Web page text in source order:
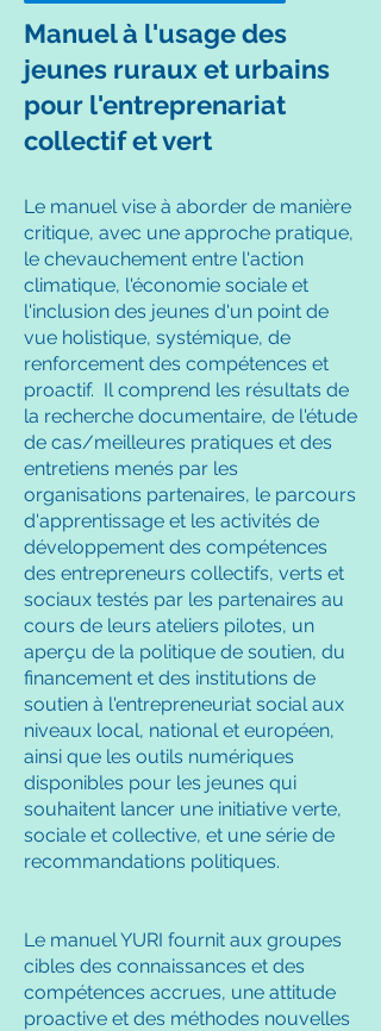
Manuel à l'usage des
jeunes ruraux et urbains
pour l'entreprenariat
collectif et vert
Le manuel vise à aborder de manière
critique, avec une approche pratique,
le chevauchement entre l'action
climatique, l'économie sociale et
l'inclusion des jeunes d'un point de
vue holistique, systémique, de
renforcement des compétences et
proactif. Il comprend les résultats de
la recherche documentaire, de l'étude
de cas/meilleures pratiques et des
entretiens menés par les
organisations partenaires, le parcours
d'apprentissage et les activités de
développement des compétences
des entrepreneurs collectifs, verts et
sociaux testés par les partenaires au
cours de leurs ateliers pilotes, un
aperçu de la politique de soutien, du
financement et des institutions de
soutien à l'entrepreneuriat social aux
niveaux local, national et européen,
ainsi que les outils numériques
disponibles pour les jeunes qui
souhaitent lancer une initiative verte,
sociale et collective, et une série de
recommandations politiques.
Le manuel YURI fournit aux groupes
cibles des connaissances et des
compétences accrues, une attitude
proactive et des méthodes nouvelles